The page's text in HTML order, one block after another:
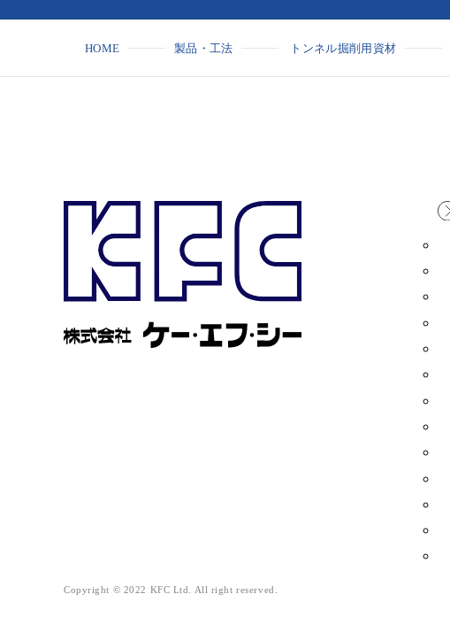
HOME 製品・工法 トンネル掘削用資材
Copyright © 2022 KFC Ltd. All right reserved.